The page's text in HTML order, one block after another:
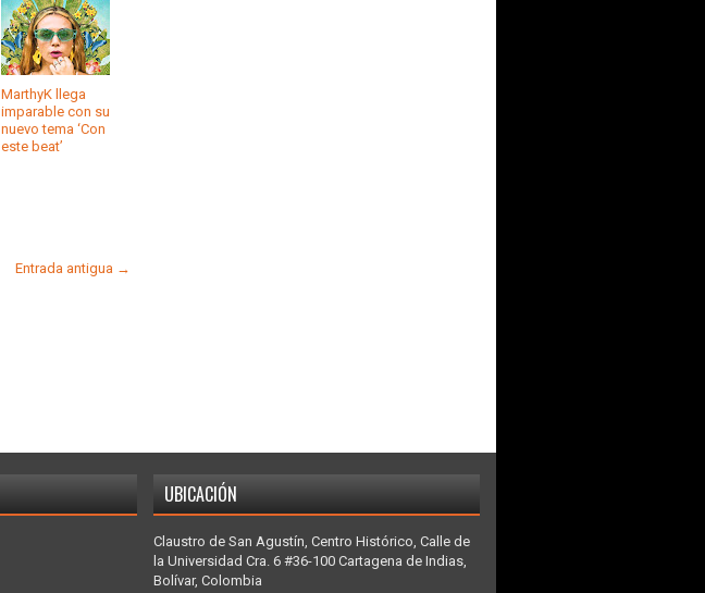
MarthyK llega
imparable con su
nuevo tema ‘Con
este beat’
Entrada antigua →
UBICACIÓN
Claustro de San Agustín, Centro Histórico, Calle de
la Universidad Cra. 6 #36-100 Cartagena de Indias,
Bolívar, Colombia